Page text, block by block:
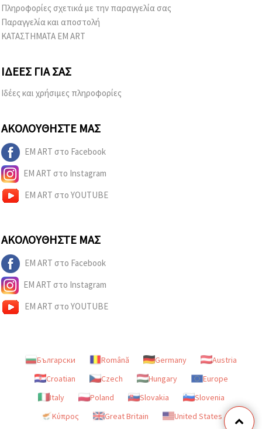
Πληροφορίες σχετικά με την παραγγελία σας
Παραγγελία και αποστολή
ΚΑΤΑΣΤΗΜΑΤΑ EM ART
ΙΔΈΕΣ ΓΙΑ ΣΑΣ
Ιδέες και χρήσιμες πληροφορίες
ΑΚΟΛΟΥΘΉΣΤΕ ΜΑΣ
EM ART στο Facebook
EM ART στο Instagram
EM ART στο YOUTUBE
ΑΚΟΛΟΥΘΉΣΤΕ ΜΑΣ
EM ART στο Facebook
EM ART στο Instagram
EM ART στο YOUTUBE
Български Română Germany
Austria
Croatian
Czech Hungary
Europe
Italy
Poland Slovakia
Slovenia
Κύπρος
Great Britain United States